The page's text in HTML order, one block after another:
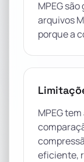
MPEG
arquivos
porque a
MPEG
eficiente,